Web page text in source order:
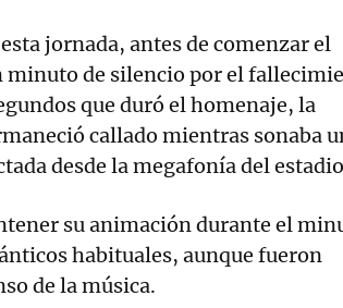
jornada, antes de comenzar el
minuto de silencio por el
que duró el homenaje, la
callado mientras sonaba
desde la megafonía del
su animación durante el
habituales, aunque fueron
de la música.